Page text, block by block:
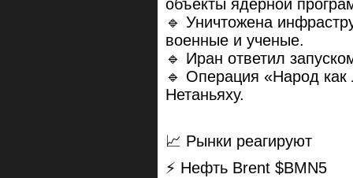
объекты ядерной
🔹 Уничтожена
военные и ученые.
🔹 Иран ответил
🔹 Операция «Народ
Нетаньяху.
📈 Рынки реагируют
⚡ Нефть Brent $BMN5